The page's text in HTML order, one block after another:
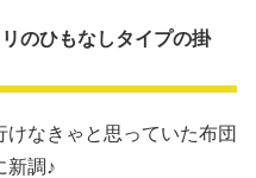
のひもなしタイプの掛
なきゃと思っていた布団
新調♪